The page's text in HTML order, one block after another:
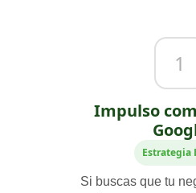
1
Impulso
Estrategia
Si buscas que tu